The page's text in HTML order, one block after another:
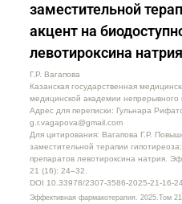
заместительной
акцент на
левотироксина натрия
Г.Р. Вагапова
Казанская государственная
медицинской академии
Адрес для переписки: Гульнара
g.r.vagapova@gmail.com
Для цитирования: Вагапова Г.Р.
заместительной терапии
препаратов левотироксина натрия.
21 (16): 24–32.
DOI 10.33978/2307-3586-2025-21-16-
Эффективная фармакотерапия. 2025.Том